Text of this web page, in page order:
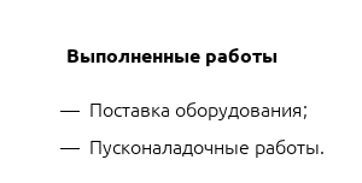
Выполненные работы
Поставка оборудования;
Пусконаладочные работы.